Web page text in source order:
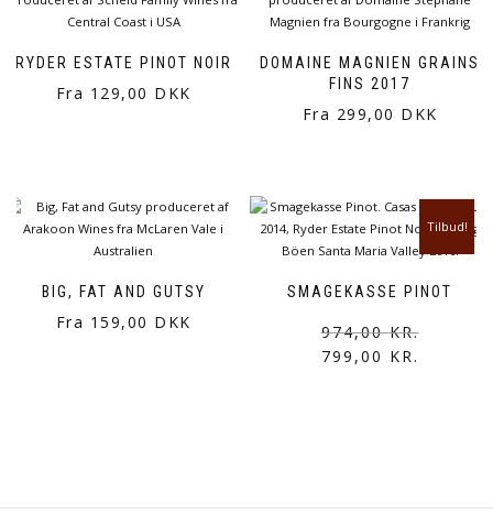
RYDER ESTATE PINOT NOIR
Fra 129,00 DKK
DOMAINE MAGNIEN GRAINS
FINS 2017
Fra 299,00 DKK
BIG, FAT AND GUTSY
Fra 159,00 DKK
SMAGEKASSE PINOT
Tilbud!
974,00KR.
799,00 KR.